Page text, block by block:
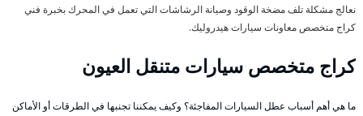
نعالج مشكلة تلف مضخة الوقود وصيانة الرشاشات التي تعمل في المحرك بخبرة فني
كراج متخصص معاونات سيارات هيدروليك.
كراج متخصص سيارات متنقل العيون
ما هي أهم أسباب عطل السيارات المفاجئة؟ وكيف يمكننا تجنبها في الطرقات أو الأماكن